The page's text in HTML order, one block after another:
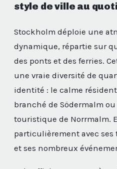
style de ville au
Stockholm déploie une
dynamique, répartie sur
des ponts et des ferries.
une vraie diversité de
identité : le calme
branché de Södermalm ou
touristique de Norrmalm.
particulièrement avec ses
et ses nombreux